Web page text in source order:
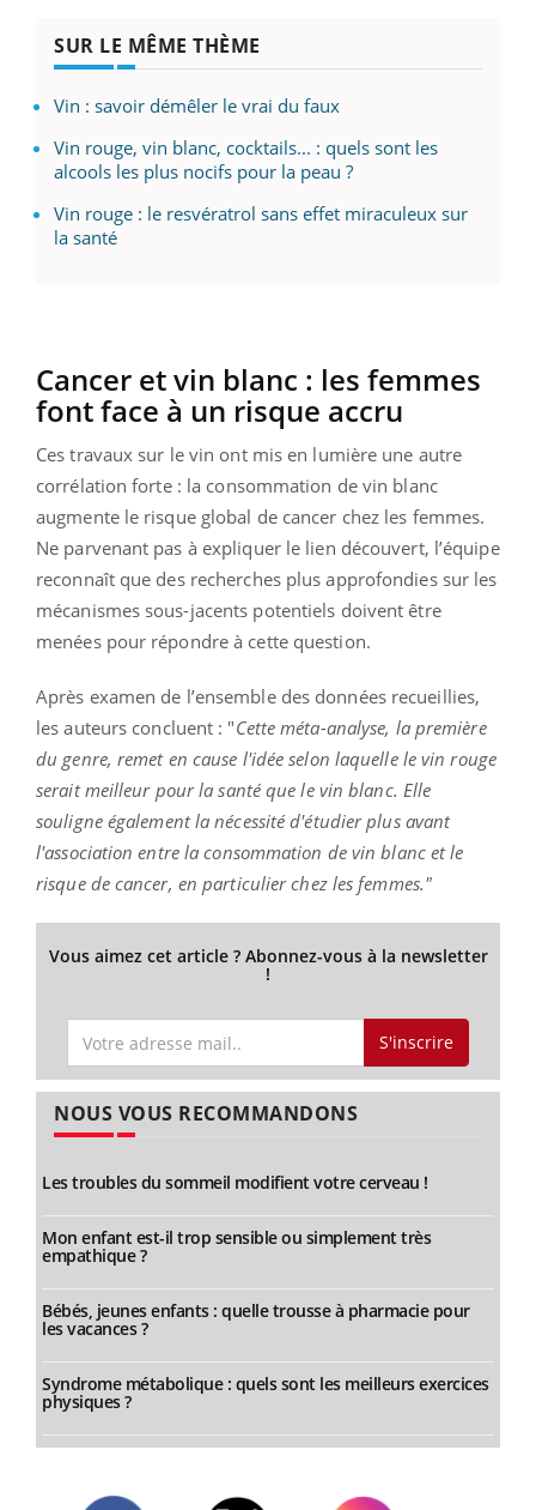
SUR LE MÊME THÈME
Vin : savoir démêler le vrai du faux
Vin rouge, vin blanc, cocktails... : quels sont les
alcools les plus nocifs pour la peau ?
Vin rouge : le resvératrol sans effet miraculeux sur
la santé
Cancer et vin blanc : les femmes
font face à un risque accru
Ces travaux sur le vin ont mis en lumière une autre
corrélation forte : la consommation de vin blanc
augmente le risque global de cancer chez les femmes.
Ne parvenant pas à expliquer le lien découvert, l’équipe
reconnaît que des recherches plus approfondies sur les
mécanismes sous-jacents potentiels doivent être
menées pour répondre à cette question.
Après examen de l’ensemble des données recueillies,
les auteurs concluent : "Cette méta-analyse, la première
du genre, remet en cause l'idée selon laquelle le vin rouge
serait meilleur pour la santé que le vin blanc. Elle
souligne également la nécessité d'étudier plus avant
l'association entre la consommation de vin blanc et le
risque de cancer, en particulier chez les femmes."
Vous aimez cet article ? Abonnez-vous à la newsletter
!
S'inscrire
NOUS VOUS RECOMMANDONS
Les troubles du sommeil modifient votre cerveau !
Mon enfant est-il trop sensible ou simplement très
empathique ?
Bébés, jeunes enfants : quelle trousse à pharmacie pour
les vacances ?
Syndrome métabolique : quels sont les meilleurs exercices
physiques ?